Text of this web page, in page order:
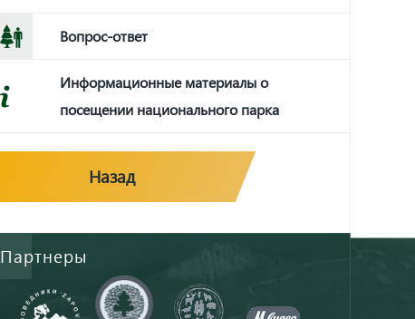
Вопрос-ответ
Информационные материалы о
посещении национального парка
Назад
Партнеры